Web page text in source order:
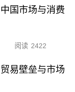
国市场与消费
阅读 2422
易壁垒与市场